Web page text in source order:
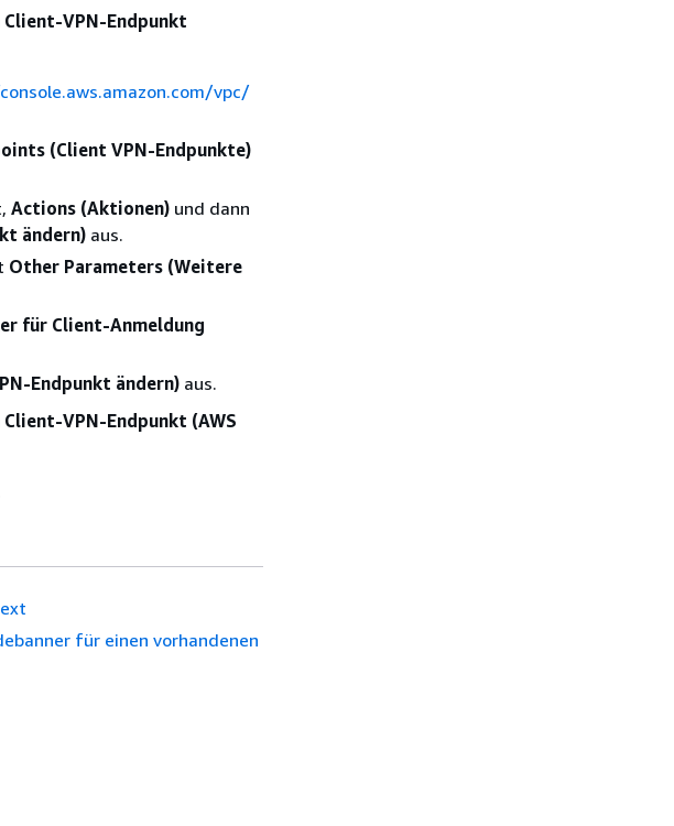
VPN-Endpunkt
vpc/
(Client VPN-Endpunkte)
Actions (Aktionen) und dann
ändern) aus.
Other Parameters (Weitere
für Client-Anmeldung
Endpunkt ändern) aus.
VPN-Endpunkt (AWS
für einen vorhandenen